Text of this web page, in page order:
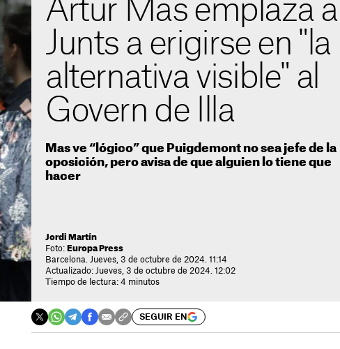
Artur Mas emplaza a
Junts a erigirse en "la
alternativa visible" al
Govern de Illa
Mas ve “lógico” que Puigdemont no sea jefe de la
oposición, pero avisa de que alguien lo tiene que
hacer
Jordi Martín
Foto: Europa Press
Barcelona. Jueves, 3 de octubre de 2024. 11:14
Actualizado: Jueves, 3 de octubre de 2024. 12:02
Tiempo de lectura: 4 minutos
SEGUIR EN